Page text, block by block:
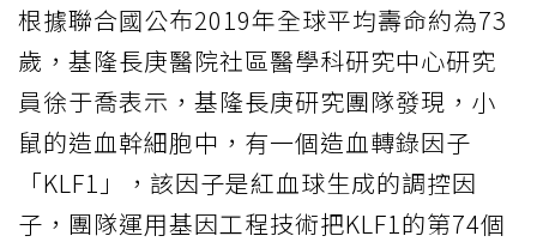
根據聯合國公布2019年全球平均壽命約為73
歲，基隆長庚醫院社區醫學科研究中心研究
員徐于喬表示，基隆長庚研究團隊發現，小
鼠的造血幹細胞中，有一個造血轉錄因子
「KLF1」，該因子是紅血球生成的調控因
子，團隊運用基因工程技術把KLF1的第74個